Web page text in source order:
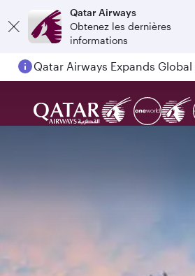
Qatar Airways
Obtenez les dernières
informations